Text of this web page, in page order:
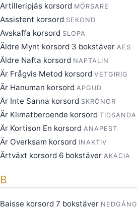
Artilleripjäs korsord MÖRSARE
Assistent korsord SEKOND
Avskaffa korsord SLOPA
Äldre Mynt korsord 3 bokstäver AES
Äldre Nafta korsord NAFTALIN
Är Frågvis Metod korsord VETGIRIG
Är Hanuman korsord APGUD
Är Inte Sanna korsord SKRÖNOR
Är Klimatberoende korsord TIDSANDA
Är Kortison En korsord ANAPEST
Är Overksam korsord INAKTIV
Ärtväxt korsord 6 bokstäver AKACIA
B
Baisse korsord 7 bokstäver NEDGÅNG